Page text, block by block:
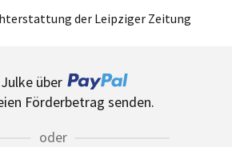
der Leipziger Zeitung
über
Förderbetrag senden.
oder